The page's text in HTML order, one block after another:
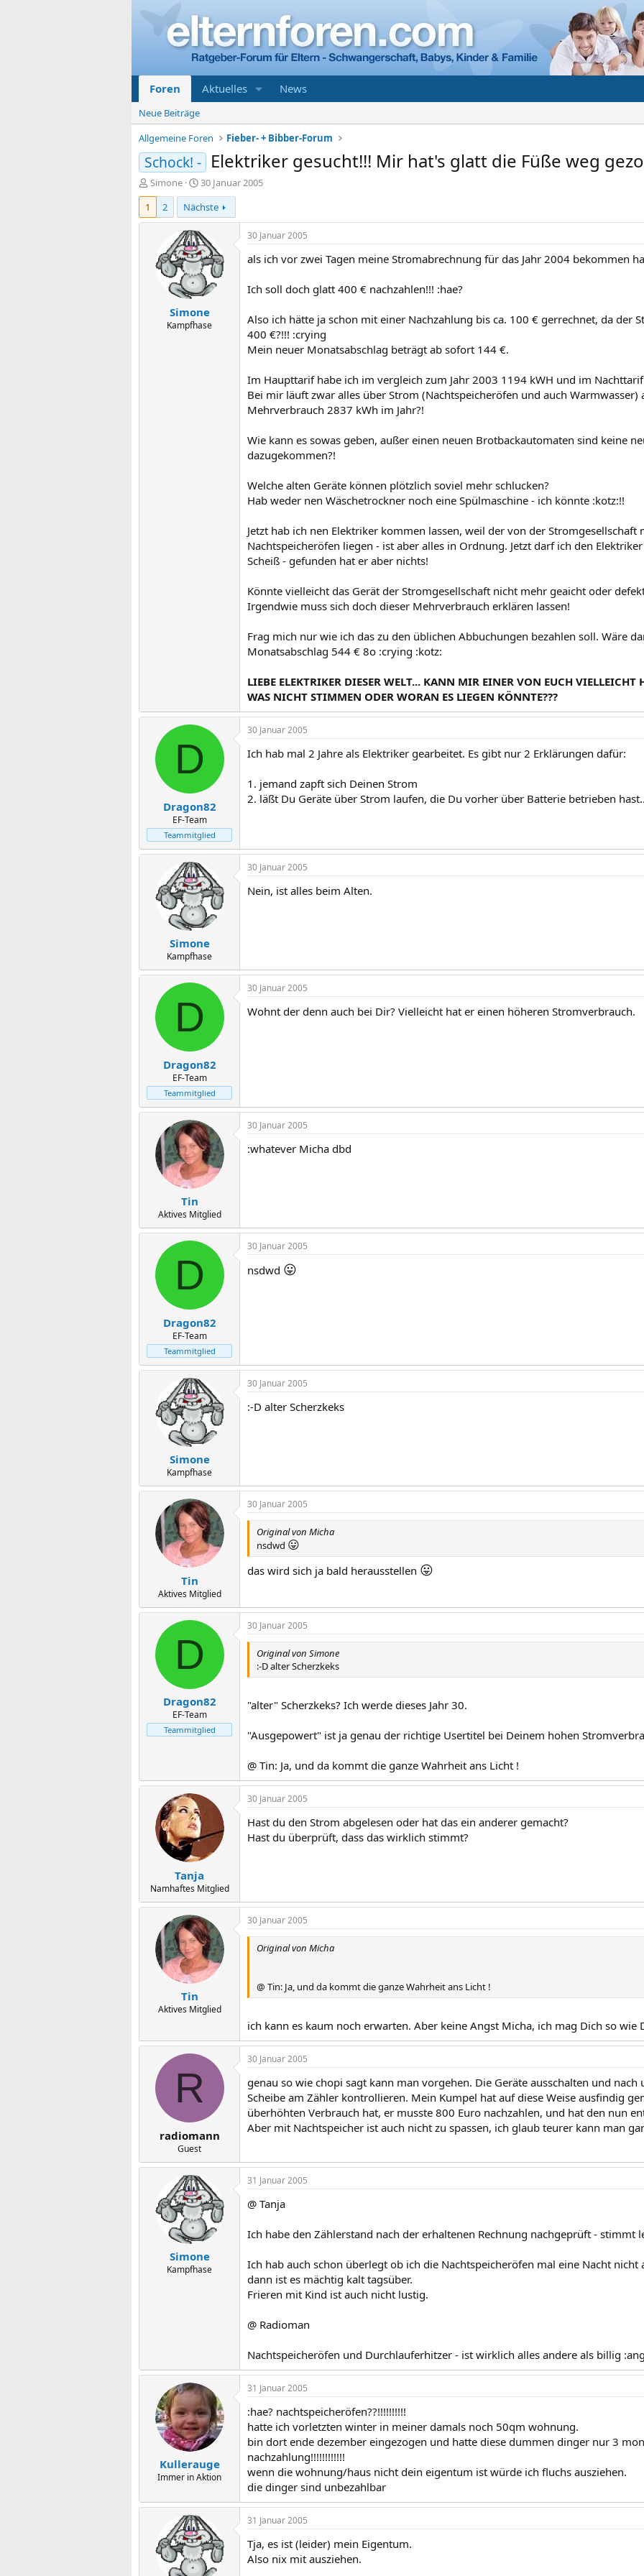
Foren Aktuelles News
Neue Beiträge
Allgemeine Foren
Fieber- + Bibber-Forum
Schock! - Elektriker gesucht!!! Mir hat's glatt die Füße weg
E
r
t
Simone
E
r
s
t
e
l
l
t
a
m
30 Januar 2005
1
2 Nächste
Simone
Kampfhase
30 Januar 2005
als ich vor zwei Tagen meine Stromabrechnung für das Jahr 2004 bekommen
Ich soll doch glatt 400 € nachzahlen!!! :hae?
Also ich hätte ja schon mit einer Nachzahlung bis ca. 100 € gerrechnet, da der
400 €?!!! :crying
Mein neuer Monatsabschlag beträgt ab sofort 144 €.
Im Haupttarif habe ich im vergleich zum Jahr 2003 1194 kWH und im
Bei mir läuft zwar alles über Strom (Nachtspeicheröfen und auch Warmwasser)
Mehrverbrauch 2837 kWh im Jahr?!
Wie kann es sowas geben, außer einen neuen Brotbackautomaten sind keine
dazugekommen?!
Welche alten Geräte können plötzlich soviel mehr schlucken?
Hab weder nen Wäschetrockner noch eine Spülmaschine - ich könnte :kotz:!!
Jetzt hab ich nen Elektriker kommen lassen, weil der von der Stromgesellschaft
Nachtspeicheröfen liegen - ist aber alles in Ordnung. Jetzt darf ich den
Scheiß - gefunden hat er aber nichts!
Könnte vielleicht das Gerät der Stromgesellschaft nicht mehr geaicht oder
Irgendwie muss sich doch dieser Mehrverbrauch erklären lassen!
Frag mich nur wie ich das zu den üblichen Abbuchungen bezahlen soll. Wäre
Monatsabschlag 544 € 8o :crying :kotz:
LIEBE ELEKTRIKER DIESER WELT... KANN MIR EINER VON EUCH VIELLEICHT
WAS NICHT STIMMEN ODER WORAN ES LIEGEN KÖNNTE???
D
Dragon82
EF-Team
Teammitglied
30 Januar 2005
Ich hab mal 2 Jahre als Elektriker gearbeitet. Es gibt nur 2 Erklärungen dafür:
1. jemand zapft sich Deinen Strom
2. läßt Du Geräte über Strom laufen, die Du vorher über Batterie betrieben
Simone
Kampfhase
30 Januar 2005
Nein, ist alles beim Alten.
D
Dragon82
EF-Team
Teammitglied
30 Januar 2005
Wohnt der denn auch bei Dir? Vielleicht hat er einen höheren Stromverbrauch.
Tin
Aktives Mitglied
30 Januar 2005
:whatever Micha dbd
D
Dragon82
EF-Team
Teammitglied
30 Januar 2005
nsdwd 😛
Simone
Kampfhase
30 Januar 2005
:-D alter Scherzkeks
Tin
Aktives Mitglied
30 Januar 2005
Original von Micha
nsdwd 😛
das wird sich ja bald herausstellen 😛
D
Dragon82
EF-Team
Teammitglied
30 Januar 2005
Original von Simone
:-D alter Scherzkeks
"alter" Scherzkeks? Ich werde dieses Jahr 30.
"Ausgepowert" ist ja genau der richtige Usertitel bei Deinem hohen
@ Tin: Ja, und da kommt die ganze Wahrheit ans Licht !
Tanja
Namhaftes Mitglied
30 Januar 2005
Hast du den Strom abgelesen oder hat das ein anderer gemacht?
Hast du überprüft, dass das wirklich stimmt?
Tin
Aktives Mitglied
30 Januar 2005
Original von Micha
@ Tin: Ja, und da kommt die ganze Wahrheit ans Licht !
ich kann es kaum noch erwarten. Aber keine Angst Micha, ich mag Dich so wie
R
radiomann
Guest
30 Januar 2005
genau so wie chopi sagt kann man vorgehen. Die Geräte ausschalten und
Scheibe am Zähler kontrollieren. Mein Kumpel hat auf diese Weise ausfindig
überhöhten Verbrauch hat, er musste 800 Euro nachzahlen, und hat den nun
Aber mit Nachtspeicher ist auch nicht zu spassen, ich glaub teurer kann man
Simone
Kampfhase
31 Januar 2005
@ Tanja
Ich habe den Zählerstand nach der erhaltenen Rechnung nachgeprüft - stimmt
Ich hab auch schon überlegt ob ich die Nachtspeicheröfen mal eine Nacht nicht
dann ist es mächtig kalt tagsüber.
Frieren mit Kind ist auch nicht lustig.
@ Radioman
Nachtspeicheröfen und Durchlauferhitzer - ist wirklich alles andere als billig
Kullerauge
Immer in Aktion
31 Januar 2005
:hae? nachtspeicheröfen??!!!!!!!!!!
hatte ich vorletzten winter in meiner damals noch 50qm wohnung.
bin dort ende dezember eingezogen und hatte diese dummen dinger nur 3
nachzahlung!!!!!!!!!!!!
wenn die wohnung/haus nicht dein eigentum ist würde ich fluchs ausziehen.
die dinger sind unbezahlbar
31 Januar 2005
Tja, es ist (leider) mein Eigentum.
Also nix mit ausziehen.